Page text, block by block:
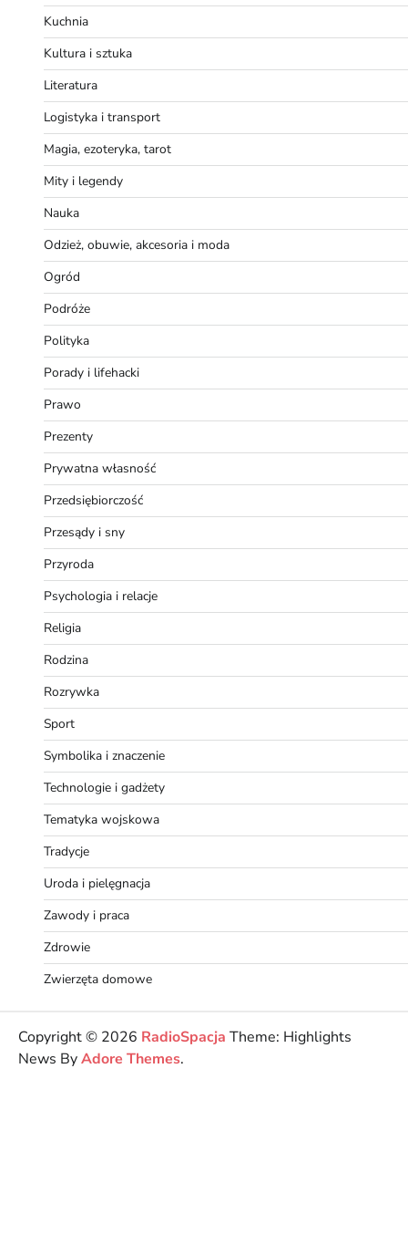
Kuchnia
Kultura i sztuka
Literatura
Logistyka i transport
Magia, ezoteryka, tarot
Mity i legendy
Nauka
Odzież, obuwie, akcesoria i moda
Ogród
Podróże
Polityka
Porady i lifehacki
Prawo
Prezenty
Prywatna własność
Przedsiębiorczość
Przesądy i sny
Przyroda
Psychologia i relacje
Religia
Rodzina
Rozrywka
Sport
Symbolika i znaczenie
Technologie i gadżety
Tematyka wojskowa
Tradycje
Uroda i pielęgnacja
Zawody i praca
Zdrowie
Zwierzęta domowe
Copyright © 2026 RadioSpacja Theme: Highlights
News ByAdore Themes.